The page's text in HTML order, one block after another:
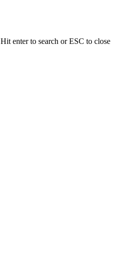
Hit enter to search or ESC to close